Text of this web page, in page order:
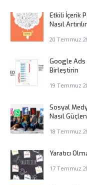
Etkili İçerik
Nasıl
20 Temmuz
Google Ads
Birleştirin
19 Temmuz
Sosyal
Nasıl
18 Temmuz
Yaratıcı
17 Temmuz